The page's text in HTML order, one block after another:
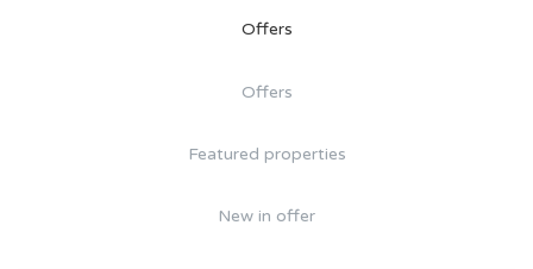
Offers
Offers
Featured properties
New in offer